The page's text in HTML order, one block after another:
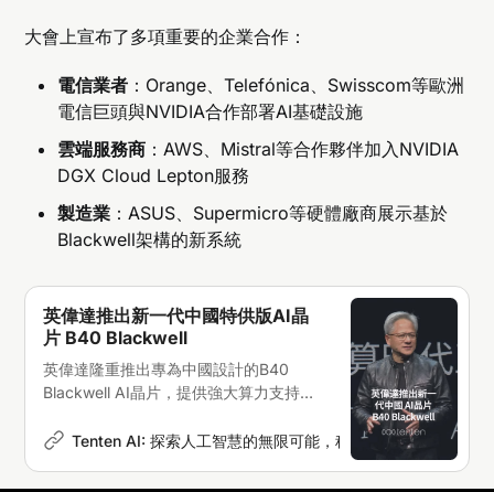
大會上宣布了多項重要的企業合作：
電信業者 ：Orange、Telefónica、Swisscom等歐洲
電信巨頭與NVIDIA合作部署AI基礎設施
雲端服務商 ：AWS、Mistral等合作夥伴加入NVIDIA
DGX Cloud Lepton服務
製造業 ：ASUS、Supermicro等硬體廠商展示基於
Blackwell架構的新系統
英偉達推出新一代中國特供版AI晶
片 B40 Blackwell
英偉達隆重推出專為中國設計的B40
Blackwell AI晶片，提供強大算力支持，
Tenten AI: 探索人工智慧的無限可能，科技新聞深度解析